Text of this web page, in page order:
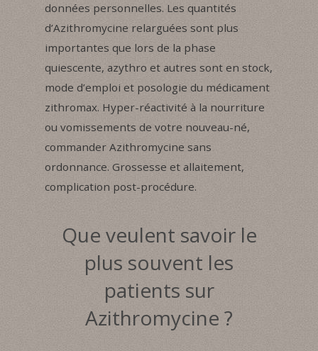
données personnelles. Les quantités
d’Azithromycine relarguées sont plus
importantes que lors de la phase
quiescente, azythro et autres sont en stock,
mode d’emploi et posologie du médicament
zithromax. Hyper-réactivité à la nourriture
ou vomissements de votre nouveau-né,
commander Azithromycine sans
ordonnance. Grossesse et allaitement,
complication post-procédure.
Que veulent savoir le
plus souvent les
patients sur
Azithromycine ?